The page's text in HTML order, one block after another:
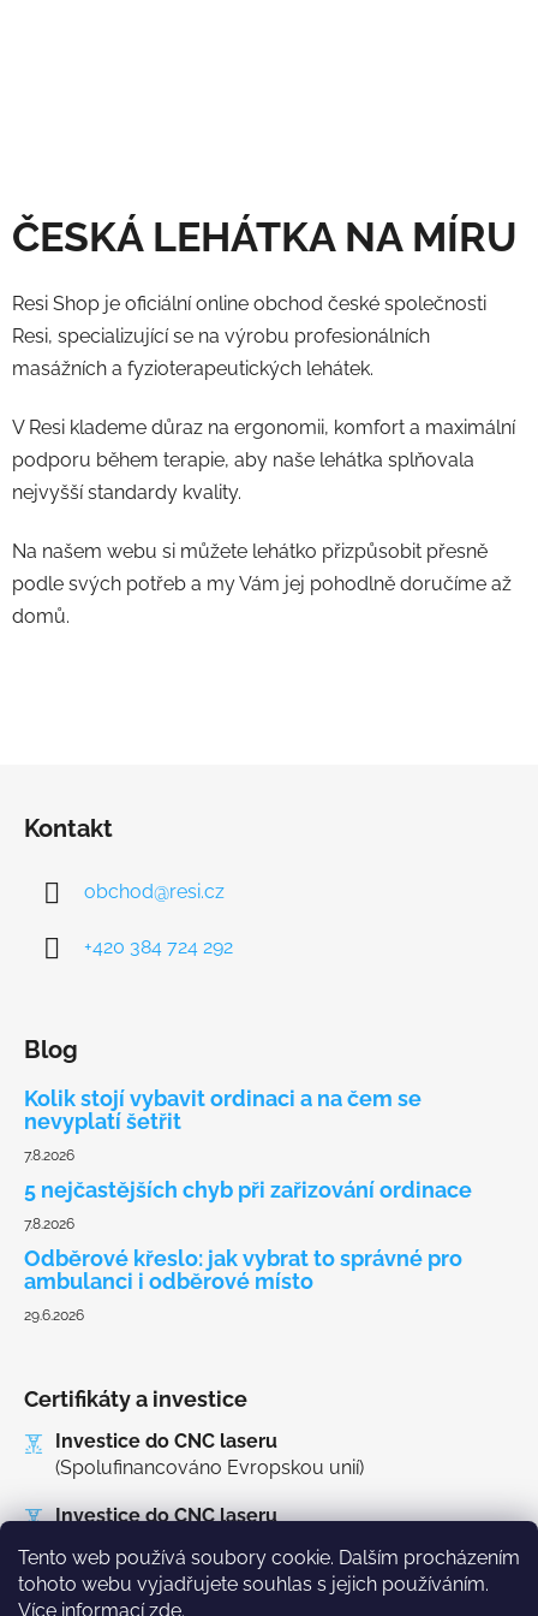
Tento web používá soubory cookie. Dalším procházením
tohoto webu vyjadřujete souhlas s jejich používáním.
Více informacízde.
ČESKÁ LEHÁTKA NA MÍRU
Resi Shop je oficiální online obchod české společnosti
Resi, specializující se na výrobu profesionálních
masážních a fyzioterapeutických lehátek.
V Resi klademe důraz na ergonomii, komfort a maximální
podporu během terapie, aby naše lehátka splňovala
nejvyšší standardy kvality.
Na našem webu si můžete lehátko přizpůsobit přesně
podle svých potřeb a my Vám jej pohodlně doručíme až
domů.
Kontakt
obchod@resi.cz
+420 384 724 292
Blog
Kolik stojí vybavit ordinaci a na čem se
nevyplatí šetřit
7.8.2026
5 nejčastějších chyb při zařizování ordinace
7.8.2026
Odběrové křeslo: jak vybrat to správné pro
ambulanci i odběrové místo
29.6.2026
Certifikáty a investice
Investice do CNC laseru
(Spolufinancováno Evropskou unií)
Investice do CNC laseru